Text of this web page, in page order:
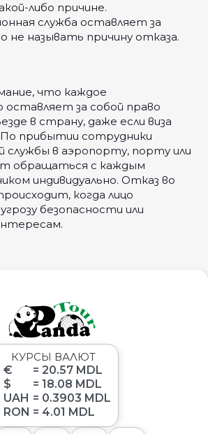
либо причине.
служба оставляет за
не называть причину отказа.
что каждое
за собой право
в страну, даже если виза
прибытии сотрудники
службы в аэропорту, порту или
обращаться с каждым
индивидуально. Отказ во
когда лицо
безопасности или
КУРСЫ ВАЛЮТ
€
= 20.57 MDL
$
= 18.08 MDL
UAH = 0.3903 MDL
RON = 4.01 MDL